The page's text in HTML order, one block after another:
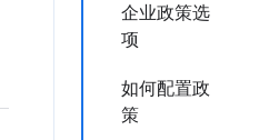
企业政策选
项
如何配置政
策